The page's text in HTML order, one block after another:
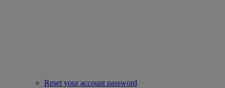
Reset your account password